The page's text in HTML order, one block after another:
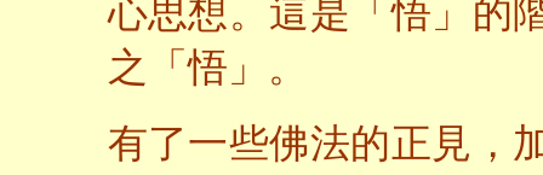
心思想。這是「悟」的
之「悟」。
有了一些佛法的正見，